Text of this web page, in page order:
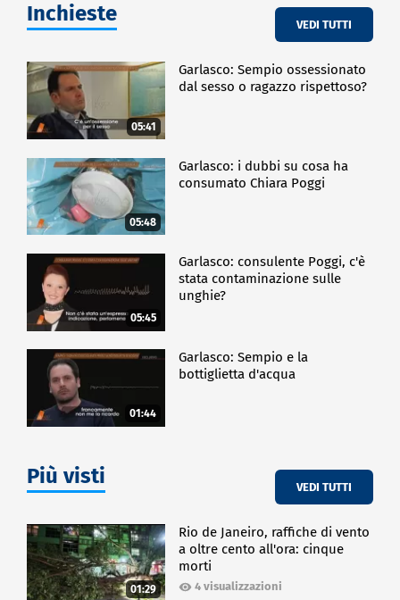
Inchieste VEDI TUTTI
05:41
Garlasco: Sempio ossessionato
dal sesso o ragazzo rispettoso?
05:48
Garlasco: i dubbi su cosa ha
consumato Chiara Poggi
05:45
Garlasco: consulente Poggi, c'è
stata contaminazione sulle
unghie?
01:44
Garlasco: Sempio e la
bottiglietta d'acqua
Più visti VEDI TUTTI
01:29
Rio de Janeiro, raffiche di vento
a oltre cento all'ora: cinque
morti
4 visualizzazioni